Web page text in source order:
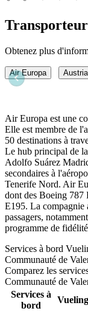
Obtenez plus
Air Europa
Air Europa est une
Elle est membre de
50 destinations à
Le hub principal de
Adolfo Suárez
secondaires à
Tenerife Nord. Air
dont des Boeing 787
E195. La compagnie
passagers,
programme de
Services à bord
Communauté de
Comparez les
Communauté de
Services à
bord
Vueling